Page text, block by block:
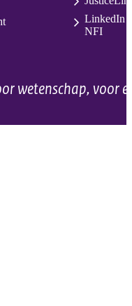
LinkedIn
NFI
wetenschap, voor